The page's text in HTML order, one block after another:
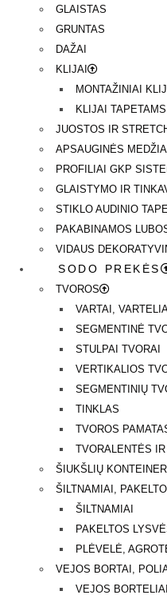
GLAISTAS
GRUNTAS
DAŽAI
KLIJAI
MONTAŽINIAI
KLIJAI TAPETAMS
JUOSTOS IR
APSAUGINĖS
PROFILIAI GKP
GLAISTYMO IR
STIKLO AUDINIO
PAKABINAMOS
VIDAUS
SODO PREKĖS
TVOROS
VARTAI,
SEGMENTINĖ
STULPAI TVORAI
VERTIKALIOS
SEGMENTINIŲ
TINKLAS
TVOROS
TVORALENTĖS
ŠIUKŠLIŲ
ŠILTNAMIAI,
ŠILTNAMIAI
PAKELTOS
PLĖVELĖ,
VEJOS BORTAI,
VEJOS BORTELIAI